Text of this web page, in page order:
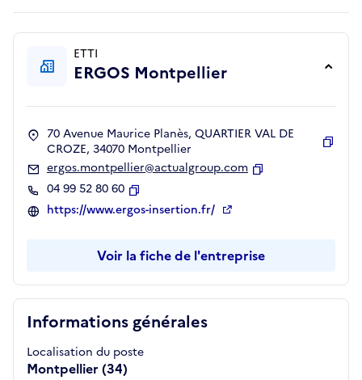
Informations générales
Localisation du poste
Montpellier (34)
ETTI
ERGOS Montpellier
70 Avenue Maurice Planès, QUARTIER VAL DE
CROZE, 34070 Montpellier
ergos.montpellier@actualgroup.com
04 99 52 80 60
Copier
https://www.ergos-insertion.fr/
Voir la fiche de l'entreprise